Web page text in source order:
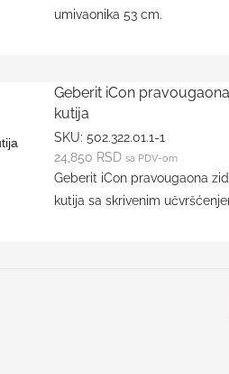
umivaonika 53 cm.
Geberit iCon
kutija
SKU: 502.322.01.1-1
24,850 RSD sa PDV-om
Geberit iCon pravougaona
kutija sa skrivenim